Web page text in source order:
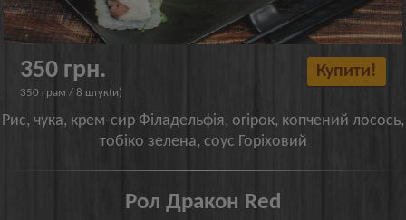
350 грн.
350 грам / 8 штук(и)
Купити!
Рис, чука, крем-сир Філадельфія, огірок, копчений лосось,
тобіко зелена, соус Горіховий
Рол Дракон Red